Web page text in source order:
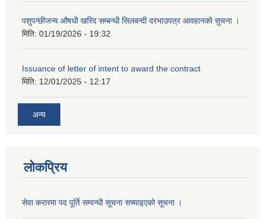
पशुपन्छीजन्य औषधी खरिद सम्बन्धी सिलबन्दी दरभाउपत्र आवहानको सुचना ।
मिति: 01/19/2026 - 19:32
Issuance of letter of intent to award the contract
मिति: 12/01/2025 - 12:17
अन्य
लोकप्रिय
सेवा करारमा पद पूर्ति सम्वन्धी सूचना सच्याइएको सूचना ।